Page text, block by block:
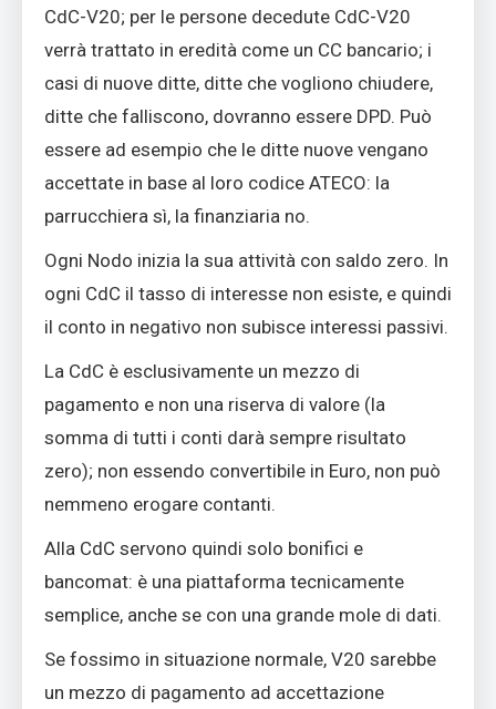
CdC-V20; per le persone decedute CdC-V20
verrà trattato in eredità come un CC bancario; i
casi di nuove ditte, ditte che vogliono chiudere,
ditte che falliscono, dovranno essere DPD. Può
essere ad esempio che le ditte nuove vengano
accettate in base al loro codice ATECO: la
parrucchiera sì, la finanziaria no.
Ogni Nodo inizia la sua attività con saldo zero. In
ogni CdC il tasso di interesse non esiste, e quindi
il conto in negativo non subisce interessi passivi.
La CdC è esclusivamente un mezzo di
pagamento e non una riserva di valore (la
somma di tutti i conti darà sempre risultato
zero); non essendo convertibile in Euro, non può
nemmeno erogare contanti.
Alla CdC servono quindi solo bonifici e
bancomat: è una piattaforma tecnicamente
semplice, anche se con una grande mole di dati.
Se fossimo in situazione normale, V20 sarebbe
un mezzo di pagamento ad accettazione